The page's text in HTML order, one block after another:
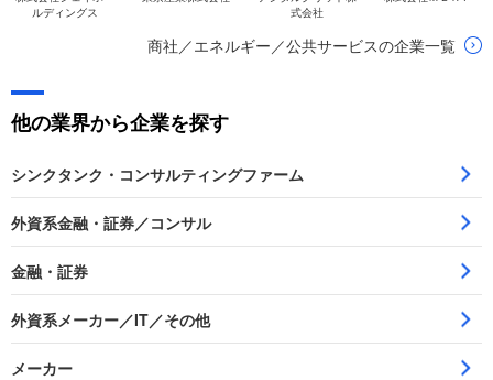
ルディングス
式会社
商社／エネルギー／公共サービスの企業一覧
他の業界から企業を探す
シンクタンク・コンサルティングファーム
外資系金融・証券／コンサル
金融・証券
外資系メーカー／IT／その他
メーカー